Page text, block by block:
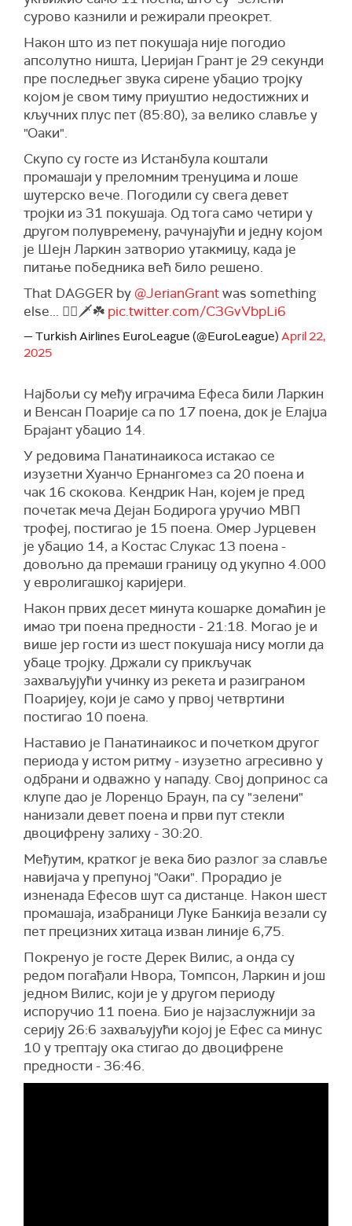
сурово казнили и режирали преокрет.
Након што из пет покушаја није погодио
апсолутно ништа, Џеријан Грант је 29 секунди
пре последњег звука сирене убацио тројку
којом је свом тиму приуштио недостижних и
кључних плус пет (85:80), за велико славље у
"Оаки".
Скупо су госте из Истанбула коштали
промашаји у преломним тренуцима и лоше
шутерско вече. Погодили су свега девет
тројки из 31 покушаја. Од тога само четири у
другом полувремену, рачунајући и једну којом
је Шејн Ларкин затворио утакмицу, када је
питање победника већ било решено.
That DAGGER by @JerianGrantwas something
else... 😮‍💨🗡️☘️ pic.twitter.com/C3GvVbpLi6
— Turkish Airlines EuroLeague (@EuroLeague) April 22,
2025
Најбољи су међу играчима Ефеса били Ларкин
и Венсан Поарије са по 17 поена, док је Елајџа
Брајант убацио 14.
У редовима Панатинаикоса истакао се
изузетни Хуанчо Ернангомез са 20 поена и
чак 16 скокова. Кендрик Нан, којем је пред
почетак меча Дејан Бодирога уручио МВП
трофеј, постигао је 15 поена. Омер Јурцевен
је убацио 14, а Костас Слукас 13 поена -
довољно да премаши границу од укупно 4.000
у евролигашкој каријери.
Након првих десет минута кошарке домаћин је
имао три поена предности - 21:18. Могао је и
више јер гости из шест покушаја нису могли да
убаце тројку. Држали су прикључак
захваљујући учинку из рекета и разиграном
Поаријеу, који је само у првој четвртини
постигао 10 поена.
Наставио је Панатинаикос и почетком другог
периода у истом ритму - изузетно агресивно у
одбрани и одважно у нападу. Свој допринос са
клупе дао је Лоренцо Браун, па су "зелени"
нанизали девет поена и први пут стекли
двоцифрену залиху - 30:20.
Међутим, кратког је века био разлог за славље
навијача у препуној "Оаки". Прорадио је
изненада Ефесов шут са дистанце. Након шест
промашаја, изабраници Луке Банкија везали су
пет прецизних хитаца изван линије 6,75.
Покренуо је госте Дерек Вилис, а онда су
редом погађали Нвора, Томпсон, Ларкин и још
једном Вилис, који је у другом периоду
испоручио 11 поена. Био је најзаслужнији за
серију 26:6 захваљујући којој је Ефес са минус
10 у трептају ока стигао до двоцифрене
предности - 36:46.